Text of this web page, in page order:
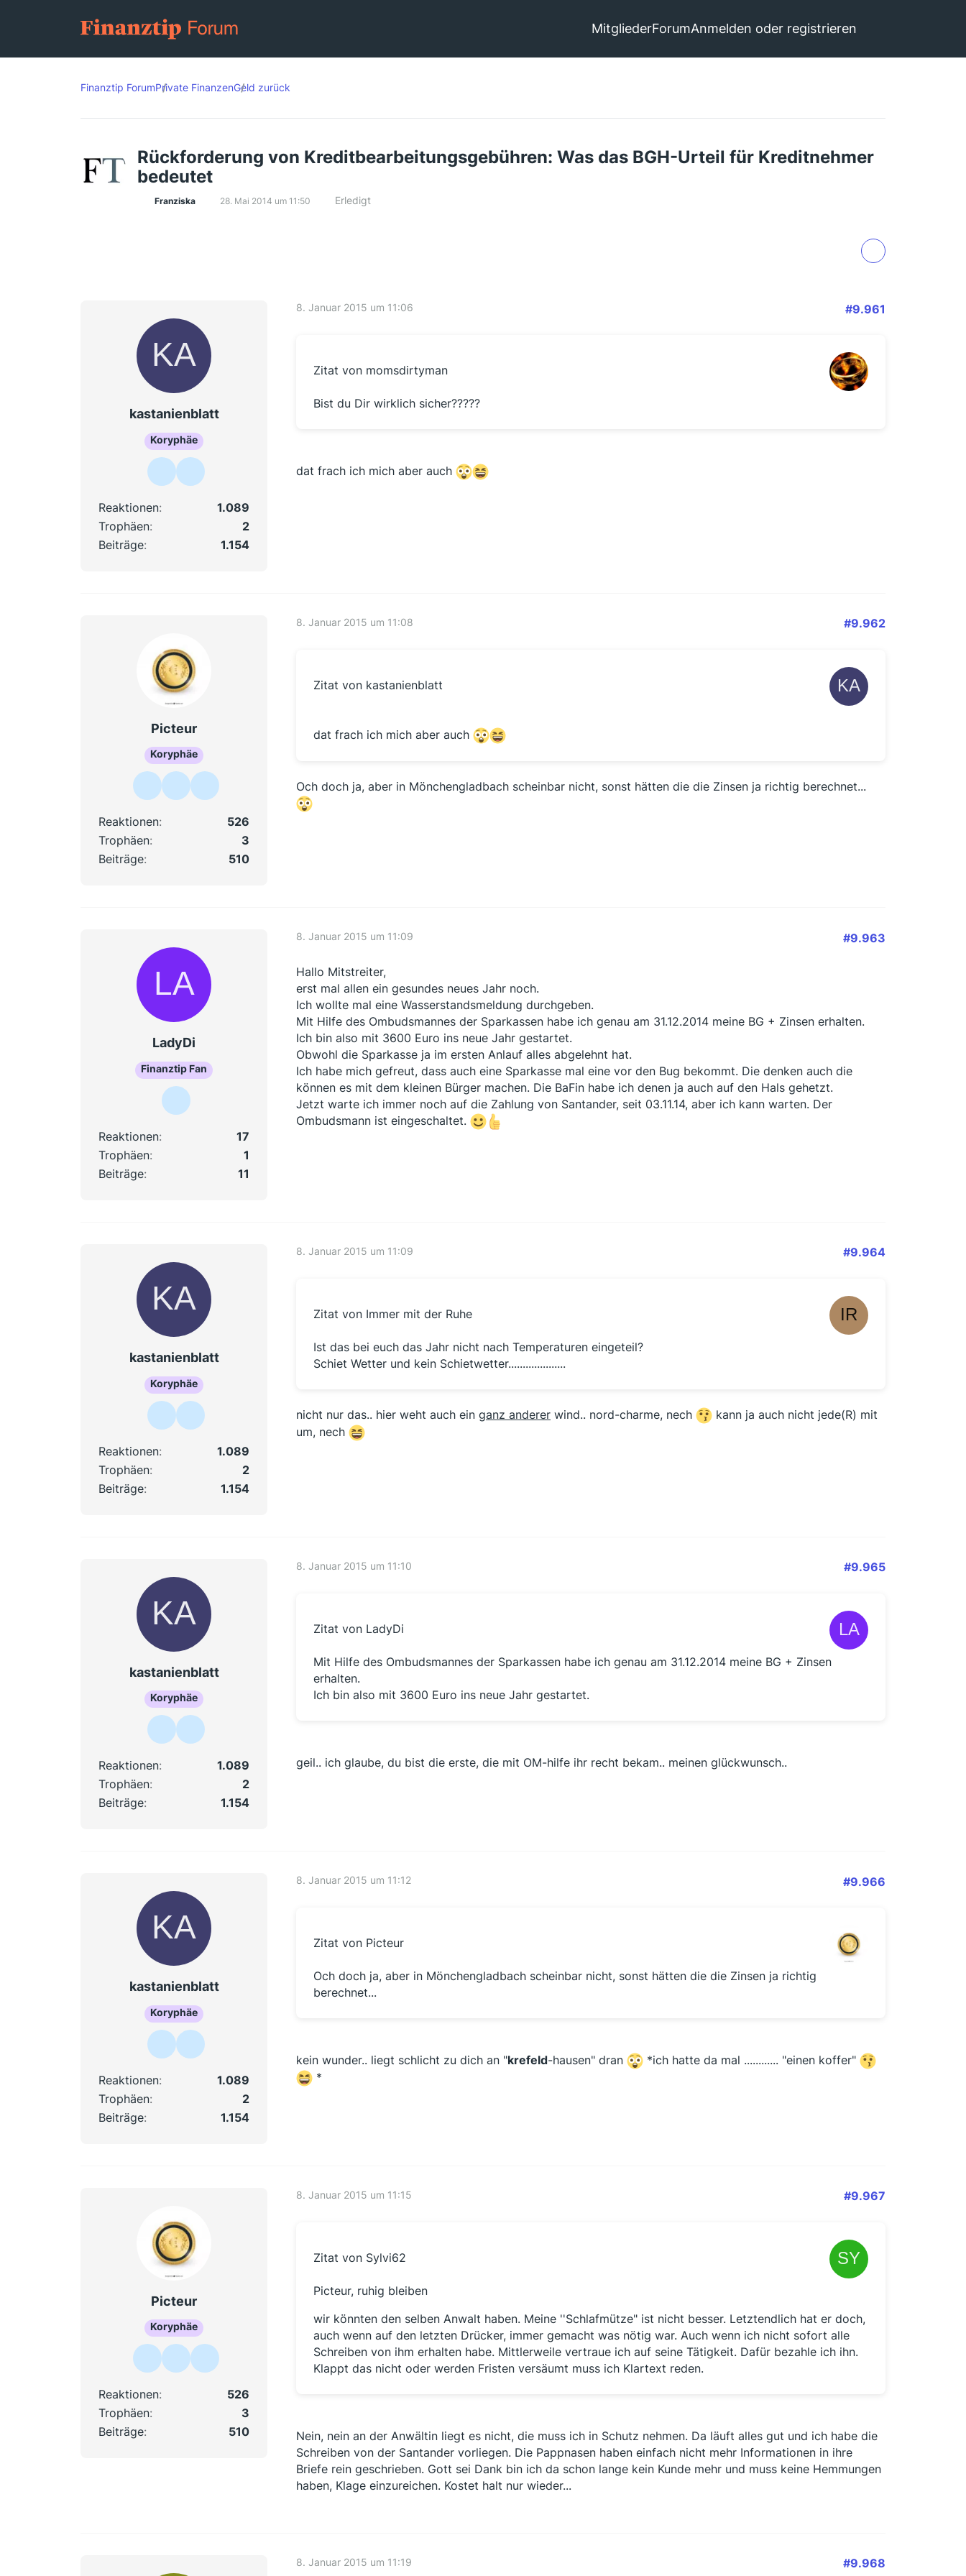
MitgliederForumAnmelden oder registrieren
Finanztip ForumPrivate FinanzenGeld zurück
Rückforderung von Kreditbearbeitungsgebühren: Was das BGH-Urteil für Kreditnehmer
bedeutet
Franziska 28. Mai 2014 um 11:50 Erledigt
kastanienblatt
Koryphäe
Reaktionen
1.089
Trophäen
2
Beiträge
1.154
8. Januar 2015 um 11:06 #9.961
Zitat von momsdirtyman
Bist du Dir wirklich sicher?????
dat frach ich mich aber auch
Picteur
Koryphäe
Reaktionen
526
Trophäen
3
Beiträge
510
8. Januar 2015 um 11:08 #9.962
Zitat von kastanienblatt
dat frach ich mich aber auch
Och doch ja, aber in Mönchengladbach scheinbar nicht, sonst hätten die die Zinsen ja richtig berechnet...
LadyDi
Finanztip Fan
Reaktionen
17
Trophäen
1
Beiträge
11
8. Januar 2015 um 11:09 #9.963
Hallo Mitstreiter,
erst mal allen ein gesundes neues Jahr noch.
Ich wollte mal eine Wasserstandsmeldung durchgeben.
Mit Hilfe des Ombudsmannes der Sparkassen habe ich genau am 31.12.2014 meine BG + Zinsen erhalten.
Ich bin also mit 3600 Euro ins neue Jahr gestartet.
Obwohl die Sparkasse ja im ersten Anlauf alles abgelehnt hat.
Ich habe mich gefreut, dass auch eine Sparkasse mal eine vor den Bug bekommt. Die denken auch die
können es mit dem kleinen Bürger machen. Die BaFin habe ich denen ja auch auf den Hals gehetzt.
Jetzt warte ich immer noch auf die Zahlung von Santander, seit 03.11.14, aber ich kann warten. Der
Ombudsmann ist eingeschaltet.
kastanienblatt
Koryphäe
Reaktionen
1.089
Trophäen
2
Beiträge
1.154
8. Januar 2015 um 11:09 #9.964
Zitat von Immer mit der Ruhe
Ist das bei euch das Jahr nicht nach Temperaturen eingeteil?
Schiet Wetter und kein Schietwetter....................
nicht nur das.. hier weht auch ein ganz anderer wind.. nord-charme, nech
kann ja auch nicht jede(R) mit
um, nech
kastanienblatt
Koryphäe
Reaktionen
1.089
Trophäen
2
Beiträge
1.154
8. Januar 2015 um 11:10 #9.965
Zitat von LadyDi
Mit Hilfe des Ombudsmannes der Sparkassen habe ich genau am 31.12.2014 meine BG + Zinsen
erhalten.
Ich bin also mit 3600 Euro ins neue Jahr gestartet.
geil.. ich glaube, du bist die erste, die mit OM-hilfe ihr recht bekam.. meinen glückwunsch..
kastanienblatt
Koryphäe
Reaktionen
1.089
Trophäen
2
Beiträge
1.154
8. Januar 2015 um 11:12 #9.966
Zitat von Picteur
Och doch ja, aber in Mönchengladbach scheinbar nicht, sonst hätten die die Zinsen ja richtig
berechnet...
kein wunder.. liegt schlicht zu dich an "krefeld-hausen" dran
*ich hatte da mal ............ "einen koffer"
*
Picteur
Koryphäe
Reaktionen
526
Trophäen
3
Beiträge
510
8. Januar 2015 um 11:15 #9.967
Zitat von Sylvi62
Picteur, ruhig bleiben
wir könnten den selben Anwalt haben. Meine ''Schlafmütze" ist nicht besser. Letztendlich hat er doch,
auch wenn auf den letzten Drücker, immer gemacht was nötig war. Auch wenn ich nicht sofort alle
Schreiben von ihm erhalten habe. Mittlerweile vertraue ich auf seine Tätigkeit. Dafür bezahle ich ihn.
Klappt das nicht oder werden Fristen versäumt muss ich Klartext reden.
Nein, nein an der Anwältin liegt es nicht, die muss ich in Schutz nehmen. Da läuft alles gut und ich habe die
Schreiben von der Santander vorliegen. Die Pappnasen haben einfach nicht mehr Informationen in ihre
Briefe rein geschrieben. Gott sei Dank bin ich da schon lange kein Kunde mehr und muss keine Hemmungen
haben, Klage einzureichen. Kostet halt nur wieder...
8. Januar 2015 um 11:19 #9.968